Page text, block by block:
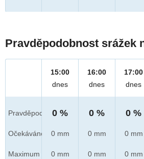
Pravděpodobnost srážek
Pravděpod.
Očekáváno
Maximum
15:00
dnes
0 %
0 mm
0 mm
16:00
dnes
0 %
0 mm
0 mm
17:00
dnes
0 %
0 mm
0 mm